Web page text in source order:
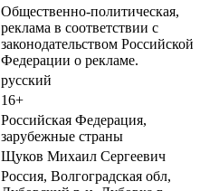
Общественно-политическая,
реклама в соответствии с
законодательством Российской
Федерации о рекламе.
русский
16+
Российская Федерация,
зарубежные страны
Щуков Михаил Сергеевич
Россия, Волгоградская обл,